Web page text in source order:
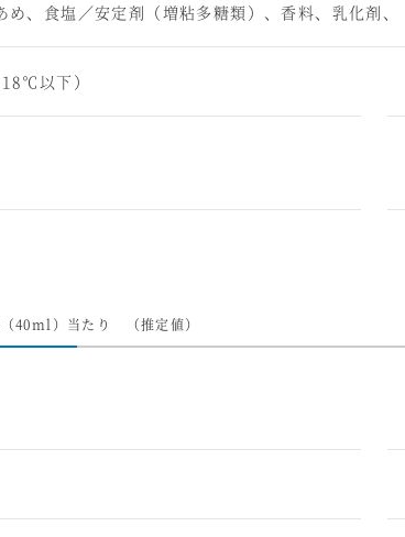
め、食塩／安定剤（増粘多糖類）、香料、乳化剤、
以下）
40ml）当たり （推定値）